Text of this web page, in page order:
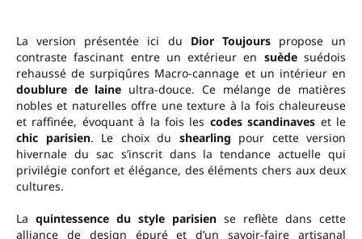
La version présentée ici du Dior Toujourspropose un
contraste fascinant entre un extérieur en suèdesuédois
rehaussé de surpiqûres Macro-cannage et un intérieur en
doublure de laine ultra-douce. Ce mélange de matières
nobles et naturelles offre une texture à la fois chaleureuse
et raffinée, évoquant à la fois les codes scandinaves et le
chic parisien. Le choix du shearling pour cette version
hivernale du sac s’inscrit dans la tendance actuelle qui
privilégie confort et élégance, des éléments chers aux deux
cultures.
La quintessence du style parisien se reflète dans cette
alliance de design épuré et d’un savoir-faire artisanal